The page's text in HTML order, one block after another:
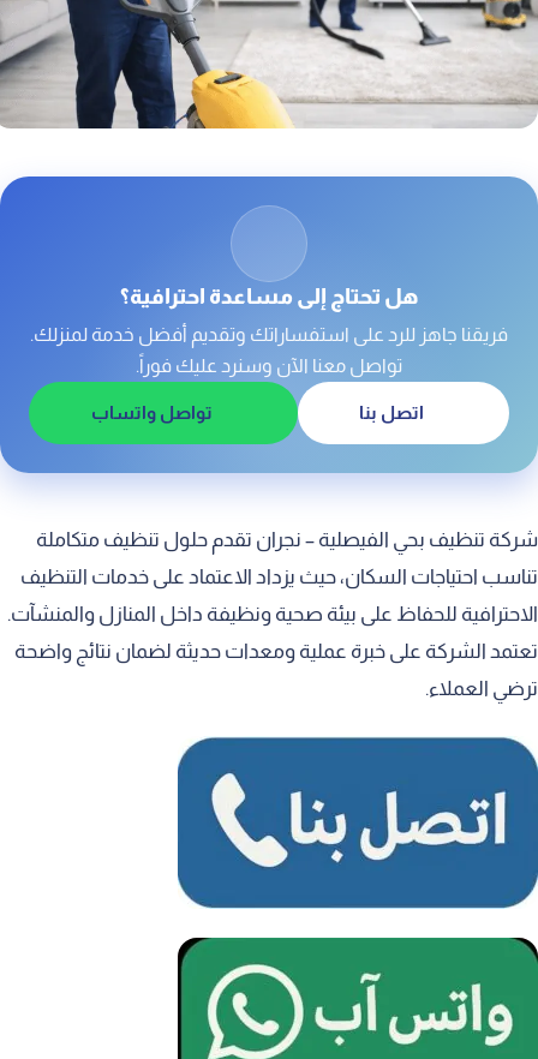
8. تنظيف المطابخ والتخلص من الدهون
هل تحتاج إلى مساعدة احترافية؟
فريقنا جاهز للرد على استفساراتك وتقديم أفضل خدمة لمنزلك.
تواصل معنا الآن وسنرد عليك فوراً.
اتصل بنا تواصل واتساب
تنظيف بحي الفيصلية – نجران تقدم حلول تنظيف متكاملة
احتياجات السكان، حيث يزداد الاعتماد على خدمات التنظيف
للحفاظ على بيئة صحية ونظيفة داخل المنازل والمنشآت.
الشركة على خبرة عملية ومعدات حديثة لضمان نتائج واضحة
العملاء.